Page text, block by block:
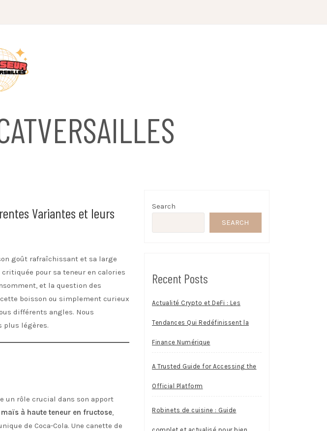
Variantes et leurs
goût rafraîchissant et sa large
pour sa teneur en calories
et la question des
boisson ou simplement curieux
différents angles. Nous
plus légères.
un rôle crucial dans son apport
à haute teneur en fructose,
de Coca-Cola. Une canette de
Search
SEARCH
Recent Posts
Actualité Crypto et DeFi : Les
Tendances Qui Redéfinissent la
Finance Numérique
A Trusted Guide for Accessing the
Official Platform
Robinets de cuisine : Guide